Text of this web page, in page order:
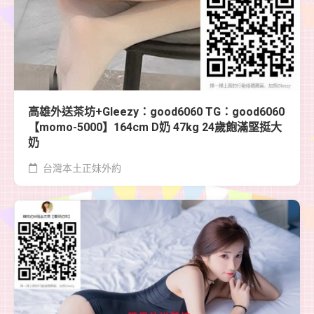
高雄外送茶坊+Gleezy：good6060 TG：good6060
【momo-5000】164cm D奶 47kg 24歲飽滿堅挺大
奶
台灣本土正妹外約